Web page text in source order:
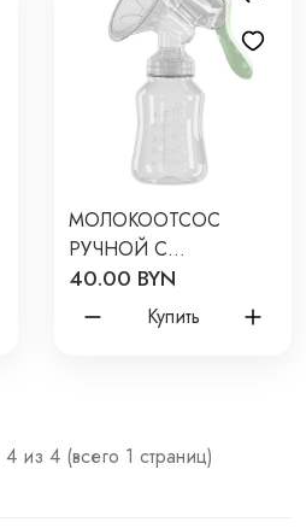
МОЛОКООТСОС
РУЧНОЙ С
БУТЫЛОЧКОЙ ЦВЕТ:
ЗЕЛЕНЫЙ RBRP-M15-G
40.00 BYN
Купить
из 4 (всего 1 страниц)